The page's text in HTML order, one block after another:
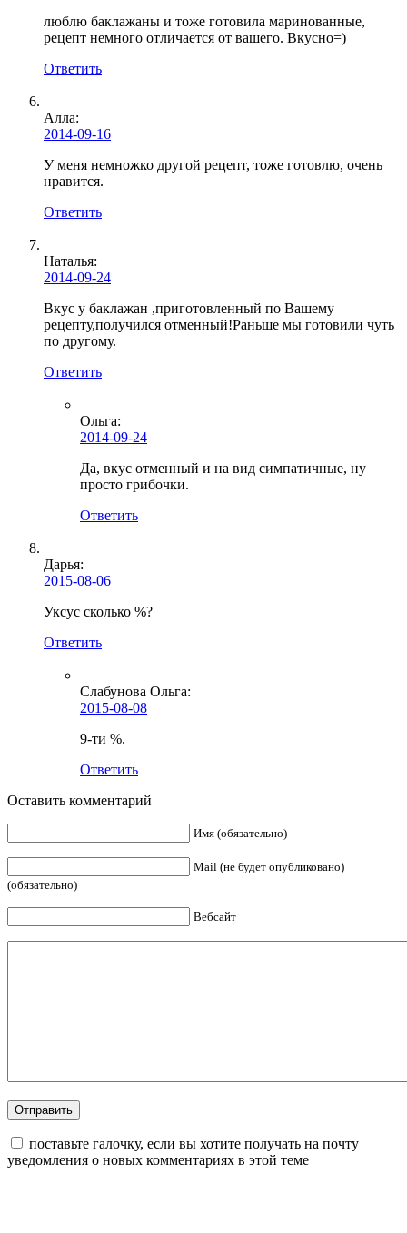
люблю баклажаны и тоже готовила маринованные,
рецепт немного отличается от вашего. Вкусно=)
Ответить
Алла:
2014-09-16
У меня немножко другой рецепт, тоже готовлю, очень
нравится.
Ответить
Наталья:
2014-09-24
Вкус у баклажан ,приготовленный по Вашему
рецепту,получился отменный!Раньше мы готовили чуть
по другому.
Ответить
Ольга:
2014-09-24
Да, вкус отменный и на вид симпатичные, ну
просто грибочки.
Ответить
Дарья:
2015-08-06
Уксус сколько %?
Ответить
Слабунова Ольга:
2015-08-08
9-ти %.
Ответить
Оставить комментарий
Имя (обязательно)
Mail (не будет опубликовано)
(обязательно)
Вебсайт
поставьте галочку, если вы хотите получать на почту
уведомления о новых комментариях в этой теме